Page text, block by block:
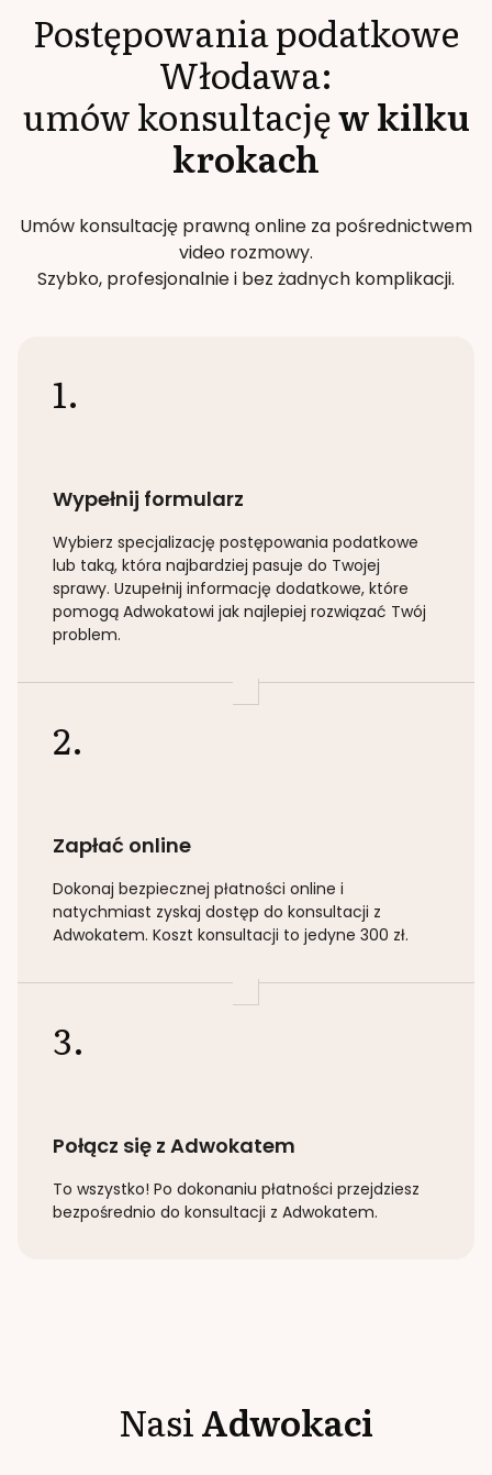
Postępowania podatkowe
Włodawa:
umów konsultacjęw kilku
krokach
Umów konsultację prawną online za pośrednictwem
video rozmowy.
Szybko, profesjonalnie i bez żadnych komplikacji.
1.
Wypełnij formularz
Wybierz specjalizację postępowania podatkowe
lub taką, która najbardziej pasuje do Twojej
sprawy. Uzupełnij informację dodatkowe, które
pomogą Adwokatowi jak najlepiej rozwiązać Twój
problem.
2.
Zapłać online
Dokonaj bezpiecznej płatności online i
natychmiast zyskaj dostęp do konsultacji z
Adwokatem. Koszt konsultacji to jedyne 300 zł.
3.
Połącz się z Adwokatem
To wszystko! Po dokonaniu płatności przejdziesz
bezpośrednio do konsultacji z Adwokatem.
NasiAdwokaci